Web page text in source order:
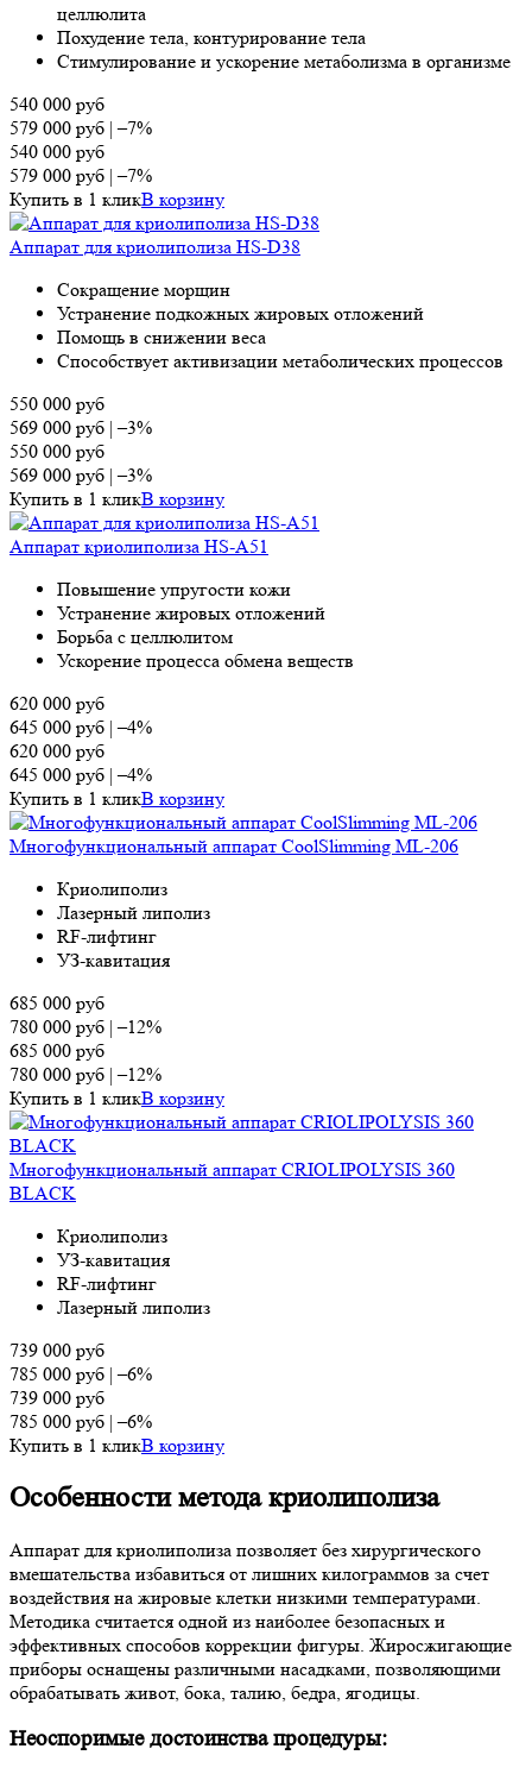
целлюлита
Похудение тела, контурирование тела
Стимулирование и ускорение метаболизма в организме
540 000 руб
579 000 руб |–7%
540 000 руб
579 000 руб |–7%
Купить в 1 кликВ корзину
Аппарат для криолиполиза HS-D38
Сокращение морщин
Устранение подкожных жировых отложений
Помощь в снижении веса
Способствует активизации метаболических процессов
550 000 руб
569 000 руб |–3%
550 000 руб
569 000 руб |–3%
Купить в 1 кликВ корзину
Аппарат криолиполиза HS-A51
Повышение упругости кожи
Устранение жировых отложений
Борьба с целлюлитом
Ускорение процесса обмена веществ
620 000 руб
645 000 руб |–4%
620 000 руб
645 000 руб |–4%
Купить в 1 кликВ корзину
Многофункциональный аппарат CoolSlimming ML-206
Криолиполиз
Лазерный липолиз
RF-лифтинг
УЗ-кавитация
685 000 руб
780 000 руб |–12%
685 000 руб
780 000 руб |–12%
Купить в 1 кликВ корзину
Многофункциональный аппарат CRIOLIPOLYSIS 360
BLAСK
Криолиполиз
УЗ-кавитация
RF-лифтинг
Лазерный липолиз
739 000 руб
785 000 руб |–6%
739 000 руб
785 000 руб |–6%
Купить в 1 кликВ корзину
Особенности метода криолиполиза
Аппарат для криолиполиза позволяет без хирургического
вмешательства избавиться от лишних килограммов за счет
воздействия на жировые клетки низкими температурами.
Методика считается одной из наиболее безопасных и
эффективных способов коррекции фигуры. Жиросжигающие
приборы оснащены различными насадками, позволяющими
обрабатывать живот, бока, талию, бедра, ягодицы.
Неоспоримые достоинства процедуры: